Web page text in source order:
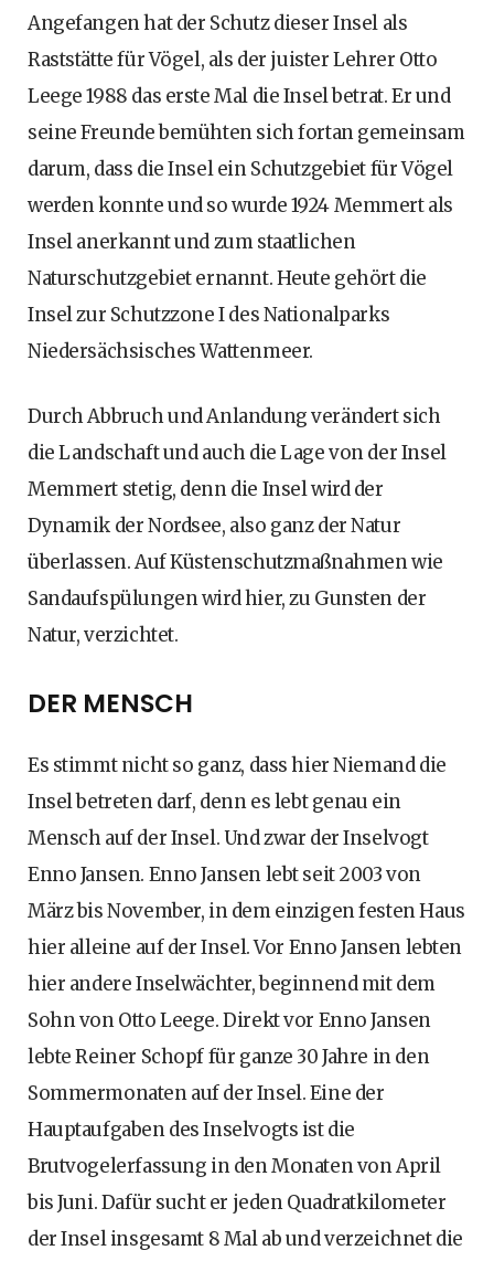
Angefangen hat der Schutz dieser Insel als
Raststätte für Vögel, als der juister Lehrer Otto
Leege 1988 das erste Mal die Insel betrat. Er und
seine Freunde bemühten sich fortan gemeinsam
darum, dass die Insel ein Schutzgebiet für Vögel
werden konnte und so wurde 1924 Memmert als
Insel anerkannt und zum staatlichen
Naturschutzgebiet ernannt. Heute gehört die
Insel zur Schutzzone I des Nationalparks
Niedersächsisches Wattenmeer.
Durch Abbruch und Anlandung verändert sich
die Landschaft und auch die Lage von der Insel
Memmert stetig, denn die Insel wird der
Dynamik der Nordsee, also ganz der Natur
überlassen. Auf Küstenschutzmaßnahmen wie
Sandaufspülungen wird hier, zu Gunsten der
Natur, verzichtet.
DER MENSCH
Es stimmt nicht so ganz, dass hier Niemand die
Insel betreten darf, denn es lebt genau ein
Mensch auf der Insel. Und zwar der Inselvogt
Enno Jansen. Enno Jansen lebt seit 2003 von
März bis November, in dem einzigen festen Haus
hier alleine auf der Insel. Vor Enno Jansen lebten
hier andere Inselwächter, beginnend mit dem
Sohn von Otto Leege. Direkt vor Enno Jansen
lebte Reiner Schopf für ganze 30 Jahre in den
Sommermonaten auf der Insel. Eine der
Hauptaufgaben des Inselvogts ist die
Brutvogelerfassung in den Monaten von April
bis Juni. Dafür sucht er jeden Quadratkilometer
der Insel insgesamt 8 Mal ab und verzeichnet die